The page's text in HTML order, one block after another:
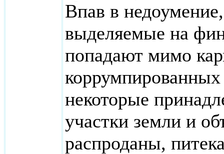
Впав в
выделяемые на
попадают мимо
некоторые
участки земли и
распроданы,